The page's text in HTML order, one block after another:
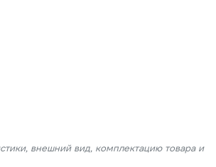
внешний вид, комплектацию товара и